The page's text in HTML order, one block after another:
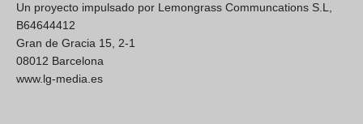
Un proyecto impulsado por Lemongrass Communcations S.L,
B64644412
Gran de Gracia 15, 2-1
08012 Barcelona
www.lg-media.es